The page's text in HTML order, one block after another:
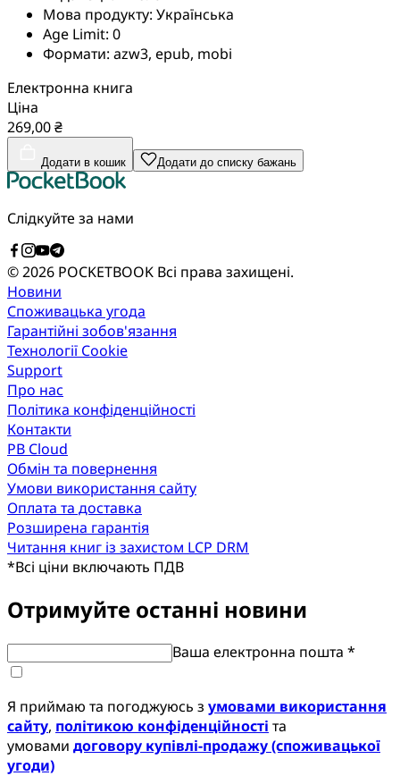
Мова продукту: Українська
Age Limit: 0
Формати: azw3, epub, mobi
Електронна книга
Ціна
269,00 ₴
Додати в кошик Додати до списку бажань
Слідкуйте за нами
© 2026 POCKETBOOK Всі права захищені.
Новини
Споживацька угода
Гарантійні зобов'язання
Технології Cookie
Support
Про нас
Політика конфіденційності
Контакти
PB Cloud
Обмін та повернення
Умови використання сайту
Оплата та доставка
Розширена гарантія
Читання книг із захистом LCP DRM
*Всі ціни включають ПДВ
Отримуйте останні новини
Ваша електронна пошта *
Я приймаю та погоджуюсь з умовами використання
сайту, політикою конфіденційності та
умовами договору купівлі-продажу (споживацької
угоди)